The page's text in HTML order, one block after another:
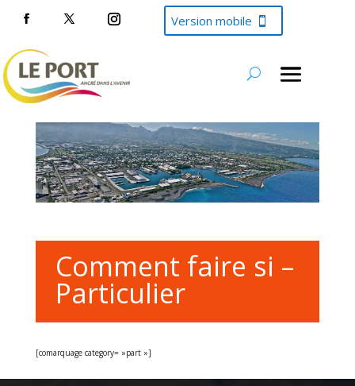
Version mobile
Comment faire si –
Particulier
[comarquage category= »part »]